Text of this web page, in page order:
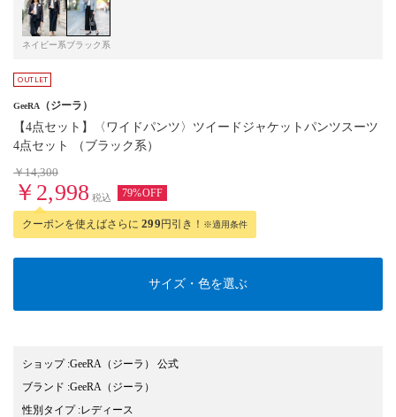
ネイビー系ブラック系
GeeRA （ジーラ）
【4点セット】〈ワイドパンツ〉ツイードジャケットパンツスーツ
4点セット （ブラック系）
￥14,300
￥2,998 税込 79%OFF
クーポンを使えばさらに 299円引き！ ※適用条件
サイズ・色を選ぶ
ショップ:GeeRA（ジーラ） 公式
ブランド :GeeRA （ジーラ）
性別タイプ:レディース